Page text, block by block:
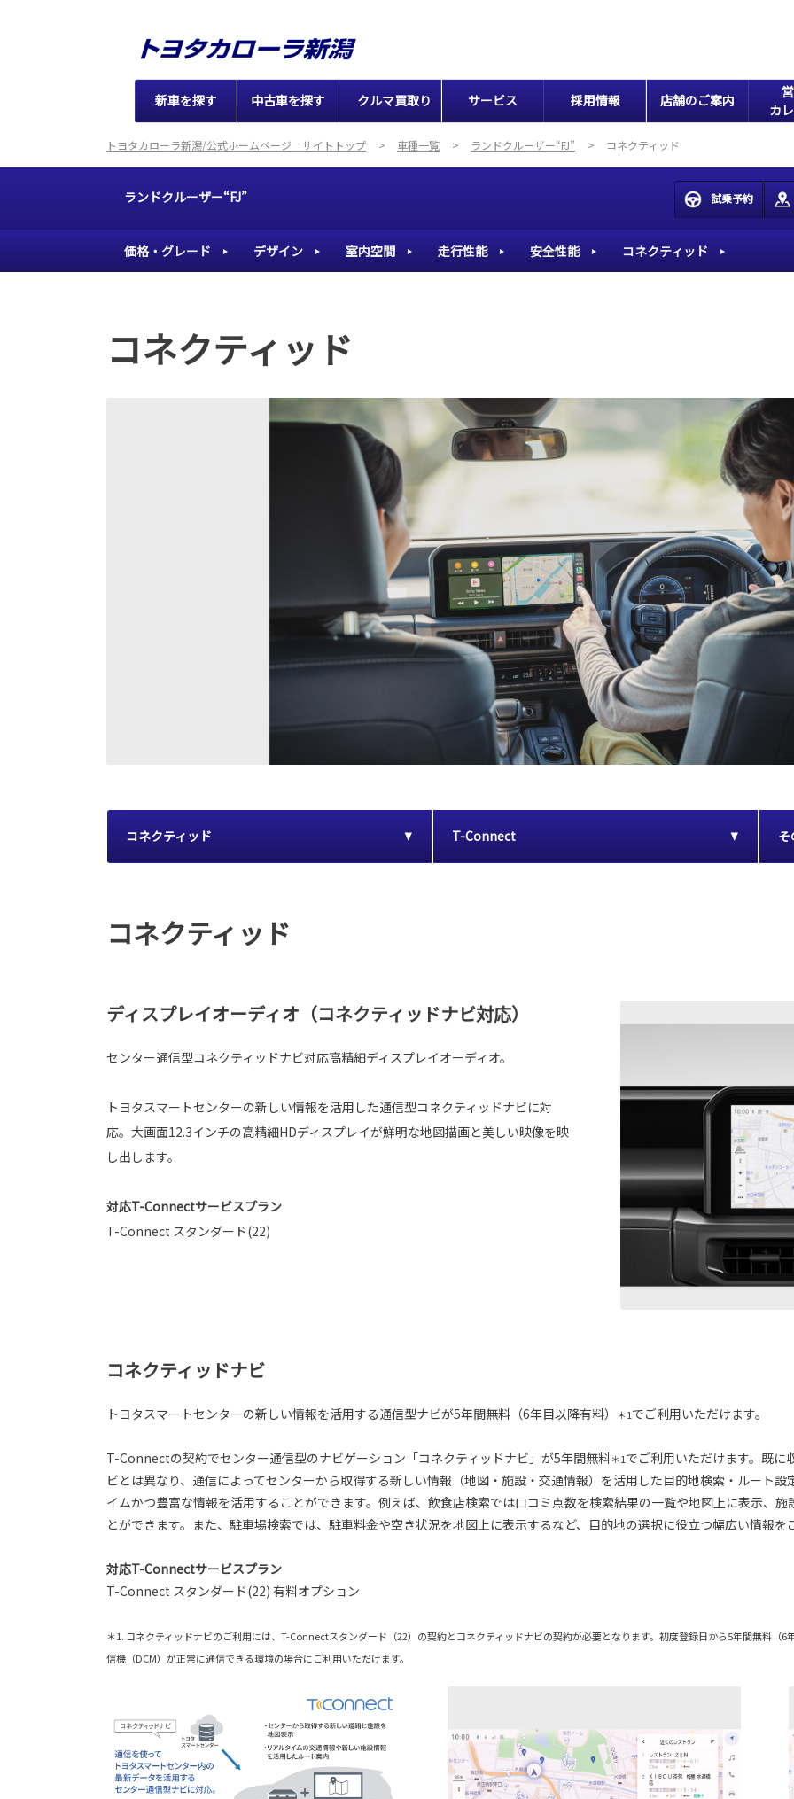
新車を探す 中古車を探す クルマ買取り サービス 採用情報 店舗のご案内
カ
トヨタカローラ新潟/公式ホームページ サイトトップ 車種一覧 ランドクルーザー“FJ” コネクティッド
ランドクルーザー“FJ” 試乗予約
価格・グレード デザイン 室内空間 走行性能 安全性能 コネクティッド
コネクティッド
コネクティッド T-Connect そ
コネクティッド
ディスプレイオーディオ（コネクティッドナビ対応）
センター通信型コネクティッドナビ対応高精細ディスプレイオーディオ。
トヨタスマートセンターの新しい情報を活用した通信型コネクティッドナビに対
応。大画面12.3インチの高精細HDディスプレイが鮮明な地図描画と美しい映像を映
し出します。
対応T-Connectサービスプラン
T-Connect スタンダード(22)
コネクティッドナビ
トヨタスマートセンターの新しい情報を活用する通信型ナビが5年間無料（6年目以降有料） ＊1でご利用いただけます。
T-Connectの契約でセンター通信型のナビゲーション「コネクティッドナビ」が5年間無料＊1でご利用いただけます。既に
ビとは異なり、通信によってセンターから取得する新しい情報（地図・施設・交通情報）を活用した目的地検索・ルート設
イムかつ豊富な情報を活用することができます。例えば、飲食店検索では口コミ点数を検索結果の一覧や地図上に表示、
とができます。また、駐車場検索では、駐車料金や空き状況を地図上に表示するなど、目的地の選択に役立つ幅広い情報を
対応T-Connectサービスプラン
T-Connect スタンダード(22) 有料オプション
＊1. コネクティッドナビのご利用には、T-Connectスタンダード（22）の契約とコネクティッドナビの契約が必要となります。初度登録日から5年間無料
信機（DCM）が正常に通信できる環境の場合にご利用いただけます。